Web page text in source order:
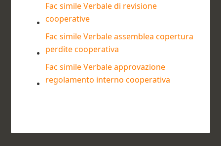
Fac simile Verbale di revisione
cooperative​
Fac simile Verbale assemblea copertura
perdite cooperativa​
Fac simile Verbale approvazione
regolamento interno cooperativa​